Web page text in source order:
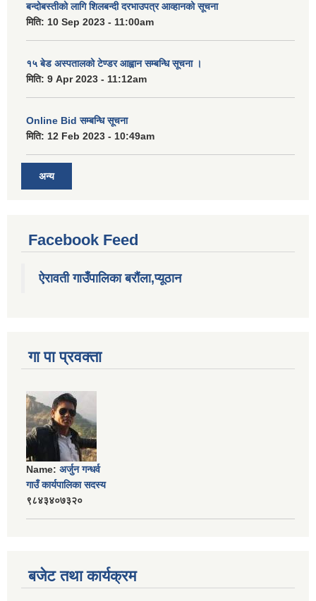
बन्दोबस्तीको लागि शिलबन्दी दरभाउपत्र आव्हानको सूचना
मिति: 10 Sep 2023 - 11:00am
१५ बेड अस्पतालको टेण्डर आह्वान सम्बन्धि सूचना ।
मिति: 9 Apr 2023 - 11:12am
Online Bid सम्बन्धि सूचना
मिति: 12 Feb 2023 - 10:49am
अन्य
Facebook Feed
ऐरावती गाउँपालिका बरौंला,प्यूठान
गा पा प्रवक्ता
Name: अर्जुन गन्धर्व
गाउँ कार्यपालिका सदस्य
९८४३४०७३२०
बजेट तथा कार्यक्रम